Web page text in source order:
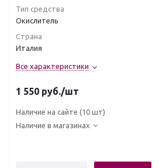
Тип средства
Окислитель
Страна
Италия
Все характеристики
1 550 руб./шт
Наличие на сайте (10 шт)
Наличие в магазинах